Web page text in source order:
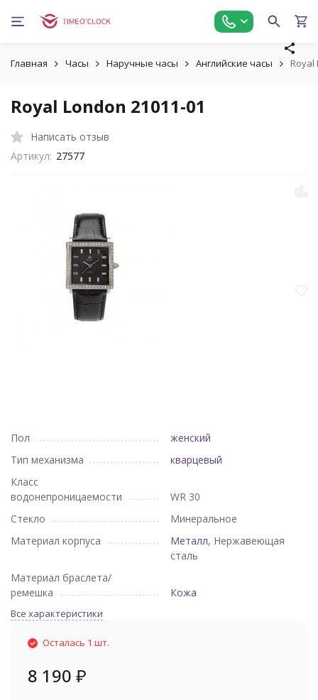
Главная Часы Наручные часы Английские часы Royal
Royal London 21011-01
Написать отзыв
Артикул: 27577
Пол
женский
Тип механизма
кварцевый
Класс
водонепроницаемости
WR 30
Стекло
Минеральное
Материал корпуса
Металл, Нержавеющая
сталь
Материал браслета/
ремешка
Кожа
Все характеристики
Осталась 1 шт.
8 190 ₽